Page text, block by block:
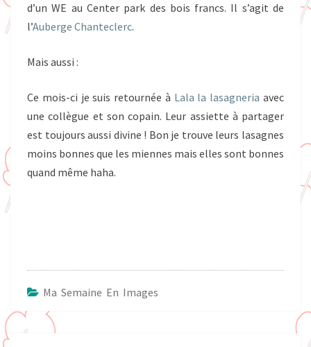
d’un WE au Center park des bois francs. Il s’agit de
l’Auberge Chanteclerc.
Mais aussi :
Ce mois-ci je suis retournée à Lala la lasagneria avec
une collègue et son copain. Leur assiette à partager
est toujours aussi divine ! Bon je trouve leurs lasagnes
moins bonnes que les miennes mais elles sont bonnes
quand même haha.
Ma Semaine En Images